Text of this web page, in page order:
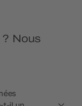
? Nous